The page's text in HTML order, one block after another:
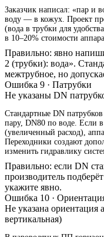
Заказчик написал: «пар и
воду — в кожух. Проект
(вода в трубки для
в 10–20% стоимости
Правильно: явно
2 (трубки): вода».
межтрубное, но
Ошибка 9 · Патрубки
Не указаны DN
Стандартные DN
пару, DN80 по воде. Если
(увеличенный расход),
Переходники создают
изменить гидравлику
Правильно: если DN
производитель
укажите явно.
Ошибка 10 ·
Не указана ориентация
вертикальная)